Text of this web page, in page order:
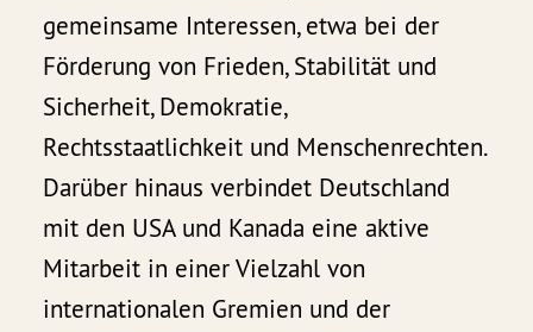
gemeinsame Interessen, etwa bei der
Förderung von Frieden, Stabilität und
Sicherheit, Demokratie,
Rechtsstaatlichkeit und Menschenrechten.
Darüber hinaus verbindet Deutschland
mit den USA und Kanada eine aktive
Mitarbeit in einer Vielzahl von
internationalen Gremien und der